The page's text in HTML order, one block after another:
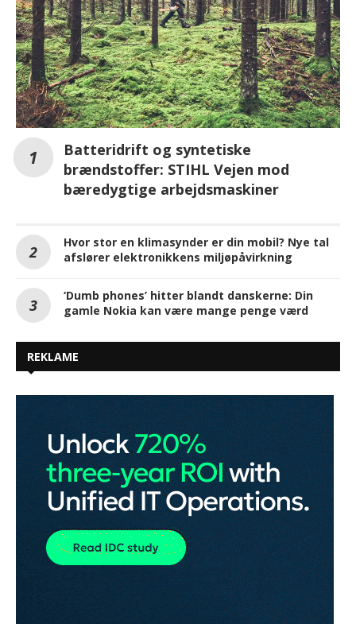
Batteridrift og syntetiske
brændstoffer: STIHL Vejen mod
bæredygtige arbejdsmaskiner
Hvor stor en klimasynder er din mobil? Nye tal
afslører elektronikkens miljøpåvirkning
‘Dumb phones’ hitter blandt danskerne: Din
gamle Nokia kan være mange penge værd
REKLAME